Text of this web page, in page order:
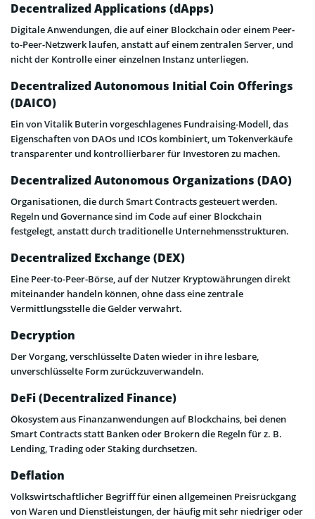
Decentralized Applications (dApps)
Digitale Anwendungen, die auf einer Blockchain oder einem Peer-
to-Peer-Netzwerk laufen, anstatt auf einem zentralen Server, und
nicht der Kontrolle einer einzelnen Instanz unterliegen.
Decentralized Autonomous Initial Coin Offerings
(DAICO)
Ein von Vitalik Buterin vorgeschlagenes Fundraising-Modell, das
Eigenschaften von DAOs und ICOs kombiniert, um Tokenverkäufe
transparenter und kontrollierbarer für Investoren zu machen.
Decentralized Autonomous Organizations (DAO)
Organisationen, die durch Smart Contracts gesteuert werden.
Regeln und Governance sind im Code auf einer Blockchain
festgelegt, anstatt durch traditionelle Unternehmensstrukturen.
Decentralized Exchange (DEX)
Eine Peer-to-Peer-Börse, auf der Nutzer Kryptowährungen direkt
miteinander handeln können, ohne dass eine zentrale
Vermittlungsstelle die Gelder verwahrt.
Decryption
Der Vorgang, verschlüsselte Daten wieder in ihre lesbare,
unverschlüsselte Form zurückzuverwandeln.
DeFi (Decentralized Finance)
Ökosystem aus Finanzanwendungen auf Blockchains, bei denen
Smart Contracts statt Banken oder Brokern die Regeln für z. B.
Lending, Trading oder Staking durchsetzen.
Deflation
Volkswirtschaftlicher Begriff für einen allgemeinen Preisrückgang
von Waren und Dienstleistungen, der häufig mit sehr niedriger oder